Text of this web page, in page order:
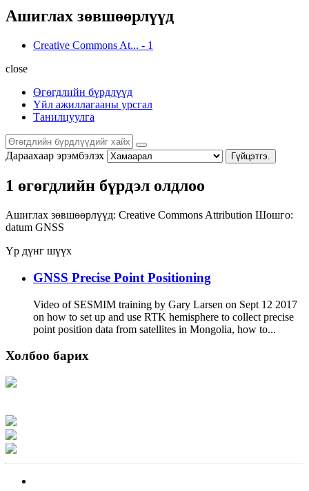
Ашиглах зөвшөөрлүүд
Creative Commons At... - 1
close
Өгөгдлийн бүрдлүүд
Үйл ажиллагааны урсгал
Танилцуулга
Дараахаар эрэмбэлэх Гүйцэтгэ.
1 өгөгдлийн бүрдэл олдлоо
Ашиглах зөвшөөрлүүд: Creative Commons Attribution Шошго:
datum GNSS
Үр дүнг шүүх
GNSS Precise Point Positioning
Video of SESMIM training by Gary Larsen on Sept 12 2017
on how to set up and use RTK hemisphere to collect precise
point position data from satellites in Mongolia, how to...
Холбоо барих